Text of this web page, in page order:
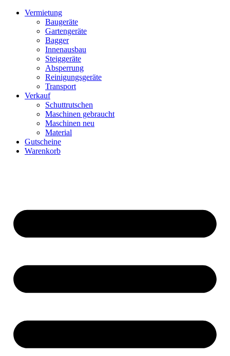
Vermietung
Baugeräte
Gartengeräte
Bagger
Innenausbau
Steiggeräte
Absperrung
Reinigungsgeräte
Transport
Verkauf
Schuttrutschen
Maschinen gebraucht
Maschinen neu
Material
Gutscheine
Warenkorb